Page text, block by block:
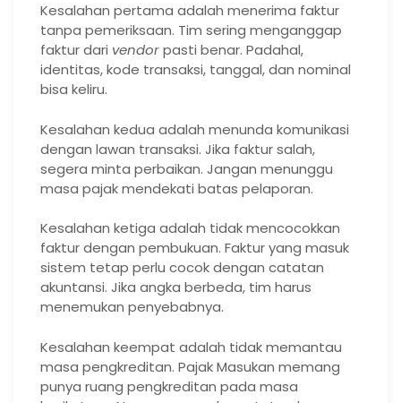
Kesalahan pertama adalah menerima faktur
tanpa pemeriksaan. Tim sering menganggap
faktur dari vendorpasti benar. Padahal,
identitas, kode transaksi, tanggal, dan nominal
bisa keliru.
Kesalahan kedua adalah menunda komunikasi
dengan lawan transaksi. Jika faktur salah,
segera minta perbaikan. Jangan menunggu
masa pajak mendekati batas pelaporan.
Kesalahan ketiga adalah tidak mencocokkan
faktur dengan pembukuan. Faktur yang masuk
sistem tetap perlu cocok dengan catatan
akuntansi. Jika angka berbeda, tim harus
menemukan penyebabnya.
Kesalahan keempat adalah tidak memantau
masa pengkreditan. Pajak Masukan memang
punya ruang pengkreditan pada masa